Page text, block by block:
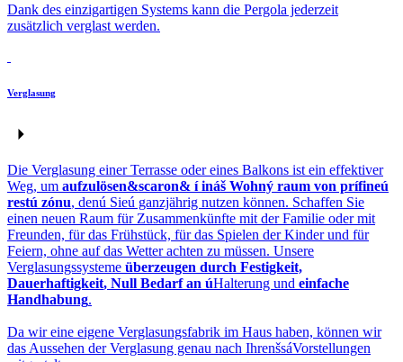
Dank des einzigartigen Systems kann die Pergola jederzeit
zusätzlich verglast werden.
Verglasung
Die Verglasung einer Terrasse oder eines Balkons ist ein effektiver
Weg, um aufzulösen&scaron& í ináš Wohný raum von prífineú
restú zónu, denú Sieú ganzjährig nutzen können. Schaffen Sie
einen neuen Raum für Zusammenkünfte mit der Familie oder mit
Freunden, für das Frühstück, für das Spielen der Kinder und für
Feiern, ohne auf das Wetter achten zu müssen. Unsere
Verglasungssysteme überzeugen durch Festigkeit,
Dauerhaftigkeit, Null Bedarf an úHalterung und einfache
Handhabung.
Da wir eine eigene Verglasungsfabrik im Haus haben, können wir
das Aussehen der Verglasung genau nach IhrenšsáVorstellungen